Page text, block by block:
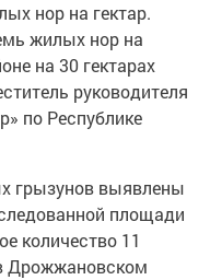
нор на гектар.
жилых нор на
на 30 гектарах
руководителя
по Республике
грызунов выявлены
площади
количество 11
Дрожжановском